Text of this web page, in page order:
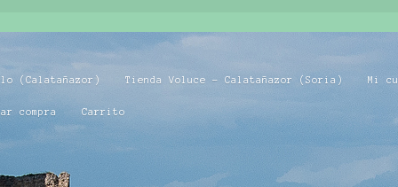
(Calatañazor) Tienda Voluce – Calatañazor (Soria) Mi
compra Carrito